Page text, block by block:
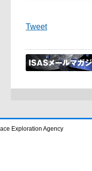
Tweet
Exploration Agency